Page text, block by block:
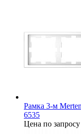
Рамка 3-м
6535
Цена по запросу